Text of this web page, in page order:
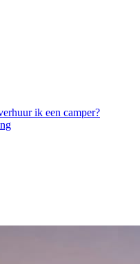
ik een camper?